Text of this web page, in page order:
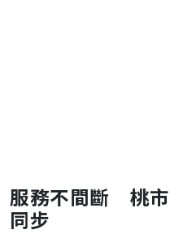
服務不間斷 桃
同步